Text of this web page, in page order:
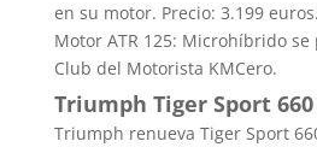
en su motor. Precio: 3.199
Motor ATR 125: Microhíbrido
Club del Motorista KMCero.
Triumph Tiger Sport 660
Triumph renueva Tiger Sport